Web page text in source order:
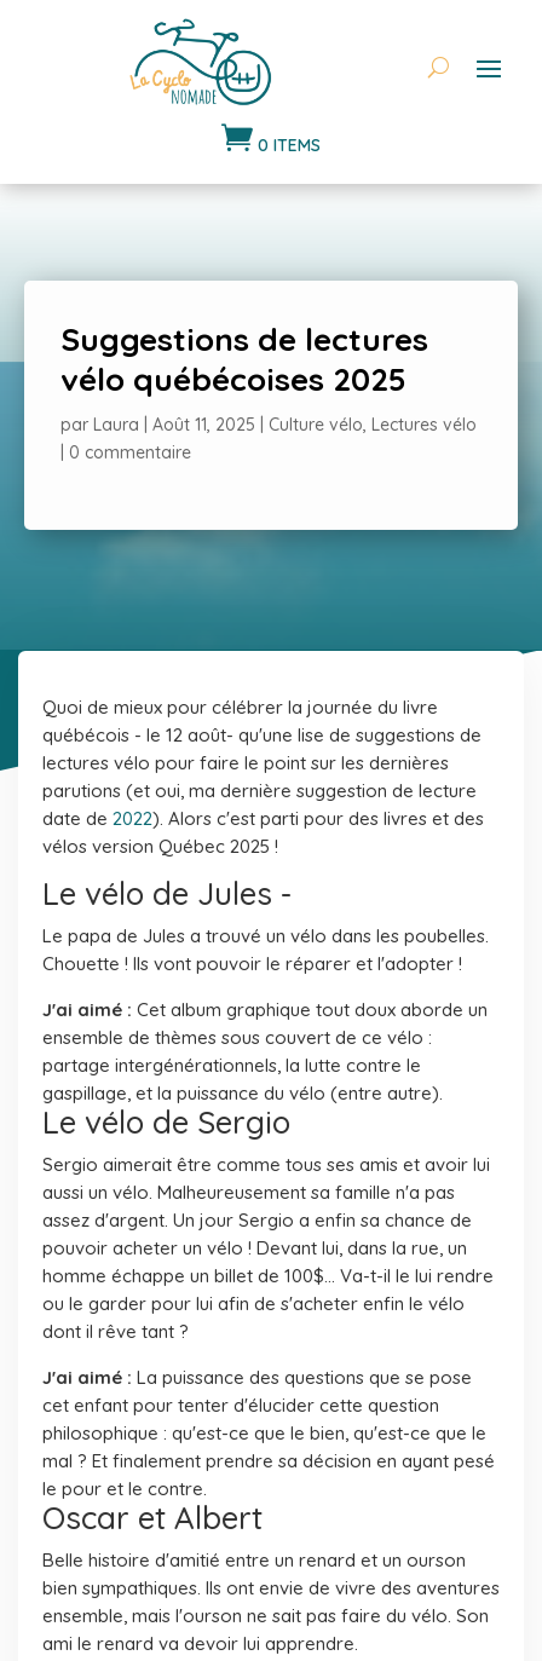
 0 ITEMS
Suggestions de lectures
vélo québécoises 2025
par Laura Août 11, 2025 Culture vélo, Lectures vélo
0 commentaire
Quoi de mieux pour célébrer la journée du livre
québécois - le 12 août- qu'une lise de suggestions de
lectures vélo pour faire le point sur les dernières
parutions (et oui, ma dernière suggestion de lecture
date de 2022). Alors c'est parti pour des livres et des
vélos version Québec 2025 !
Le vélo de Jules -
Le papa de Jules a trouvé un vélo dans les poubelles.
Chouette ! Ils vont pouvoir le réparer et l'adopter !
J'ai aimé : Cet album graphique tout doux aborde un
ensemble de thèmes sous couvert de ce vélo :
partage intergénérationnels, la lutte contre le
gaspillage, et la puissance du vélo (entre autre).
Le vélo de Sergio
Sergio aimerait être comme tous ses amis et avoir lui
aussi un vélo. Malheureusement sa famille n'a pas
assez d'argent. Un jour Sergio a enfin sa chance de
pouvoir acheter un vélo ! Devant lui, dans la rue, un
homme échappe un billet de 100$... Va-t-il le lui rendre
ou le garder pour lui afin de s'acheter enfin le vélo
dont il rêve tant ?
J'ai aimé : La puissance des questions que se pose
cet enfant pour tenter d'élucider cette question
philosophique : qu'est-ce que le bien, qu'est-ce que le
mal ? Et finalement prendre sa décision en ayant pesé
le pour et le contre.
Oscar et Albert
Belle histoire d'amitié entre un renard et un ourson
bien sympathiques. Ils ont envie de vivre des aventures
ensemble, mais l'ourson ne sait pas faire du vélo. Son
ami le renard va devoir lui apprendre.